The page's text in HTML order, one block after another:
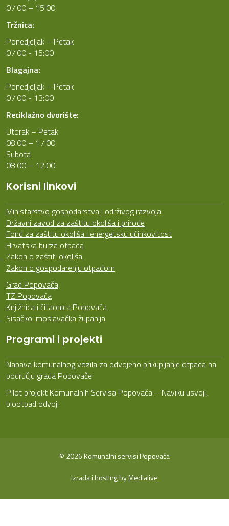
07:00 – 15:00
Tržnica:
Ponedjeljak – Petak
07:00 - 15:00
Blagajna:
Ponedjeljak – Petak
07:00 - 13:00
Reciklažno dvorište:
Utorak – Petak
08:00 – 17:00
Subota
08:00 – 12:00
Korisni linkovi
Ministarstvo gospodarstva i održivog razvoja
Državni zavod za zaštitu okoliša i prirode
Fond za zaštitu okoliša i energetsku učinkovitost
Hrvatska burza otpada
Zakon o zaštiti okoliša
Zakon o gospodarenju otpadom
Grad Popovača
TZ Popovača
Knjižnica i čitaonica Popovača
Sisačko-moslavačka županija
Programi i projekti
Nabava komunalnog vozila za odvojeno prikupljanje otpada na
području grada Popovače
Pilot projekt Komunalnih Servisa Popovača – Naviku usvoji,
biootpad odvoji
© 2026 Komunalni servisi Popovača
izrada i hosting byMedialive